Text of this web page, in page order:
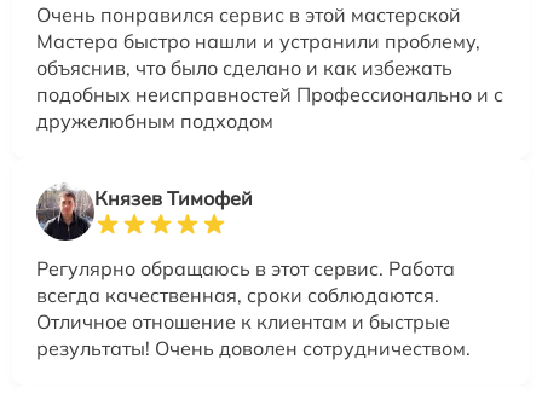
Очень понравился сервис в этой мастерской
Мастера быстро нашли и устранили проблему,
объяснив, что было сделано и как избежать
подобных неисправностей Профессионально и с
дружелюбным подходом
Князев Тимофей
Регулярно обращаюсь в этот сервис. Работа
всегда качественная, сроки соблюдаются.
Отличное отношение к клиентам и быстрые
результаты! Очень доволен сотрудничеством.